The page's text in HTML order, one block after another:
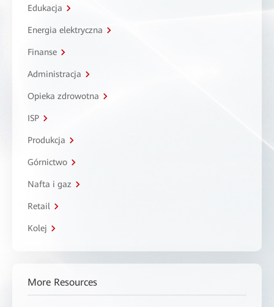
Edukacja
Energia elektryczna
Finanse
Administracja
Opieka zdrowotna
ISP
Produkcja
Górnictwo
Nafta i gaz
Retail
Kolej
More Resources